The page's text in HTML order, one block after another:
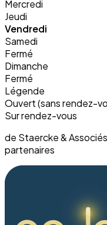
Mercredi
Jeudi
Vendredi
Samedi
Fermé
Dimanche
Fermé
Légende
Ouvert (sans rendez-
Sur rendez-vous
de Staercke &
partenaires